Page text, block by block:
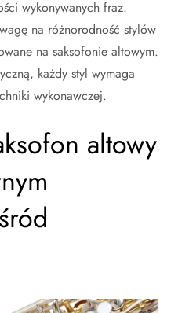
wykonywanych fraz.
na różnorodność stylów
na saksofonie altowym.
każdy styl wymaga
wykonawczej.
altowy